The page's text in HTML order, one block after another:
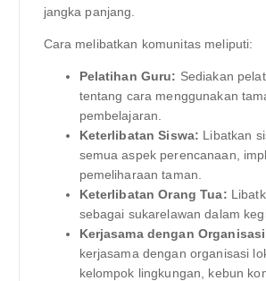
jangka panjang.
Cara melibatkan komunitas meliputi:
Pelatihan Guru: Sediakan
tentang cara menggunakan
pembelajaran.
Keterlibatan Siswa: Libatkan
semua aspek perencanaan,
pemeliharaan taman.
Keterlibatan Orang Tua:
sebagai sukarelawan dalam
Kerjasama dengan
kerjasama dengan organisasi
kelompok lingkungan, kebun